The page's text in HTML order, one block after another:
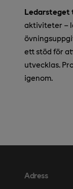
Ledarsteget
aktiviteter –
ett stöd för
utvecklas.
igenom.
Adress